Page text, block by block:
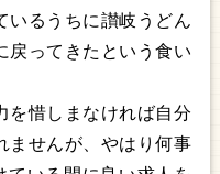
いるうちに讃岐うどん
戻ってきたという食い
を惜しまなければ自分
ませんが、やはり何事